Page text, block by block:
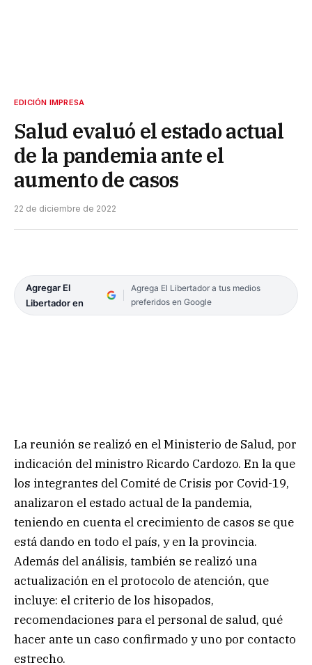
EDICIÓN IMPRESA
Salud evaluó el estado actual
de la pandemia ante el
aumento de casos
22 de diciembre de 2022
Agregar El
Libertador en
Agrega El Libertador a tus medios
preferidos en Google
La reunión se realizó en el Ministerio de Salud, por
indicación del ministro Ricardo Cardozo. En la que
los integrantes del Comité de Crisis por Covid-19,
analizaron el estado actual de la pandemia,
teniendo en cuenta el crecimiento de casos se que
está dando en todo el país, y en la provincia.
Además del análisis, también se realizó una
actualización en el protocolo de atención, que
incluye: el criterio de los hisopados,
recomendaciones para el personal de salud, qué
hacer ante un caso confirmado y uno por contacto
estrecho.